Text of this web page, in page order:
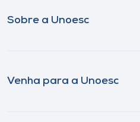
Sobre a Unoesc
Venha para a Unoesc